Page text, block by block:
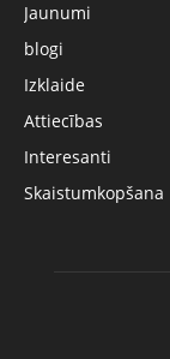
Jaunumi
blogi
Izklaide
Attiecības
Interesanti
Skaistumkopšana